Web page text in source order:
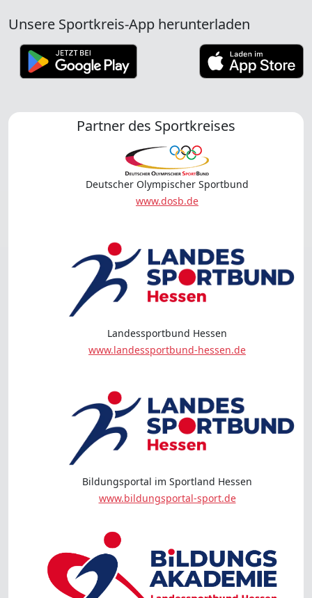
Unsere Sportkreis-App herunterladen
Partner des Sportkreises
Deutscher Olympischer Sportbund
www.dosb.de
Landessportbund Hessen
www.landessportbund-hessen.de
Bildungsportal im Sportland Hessen
www.bildungsportal-sport.de